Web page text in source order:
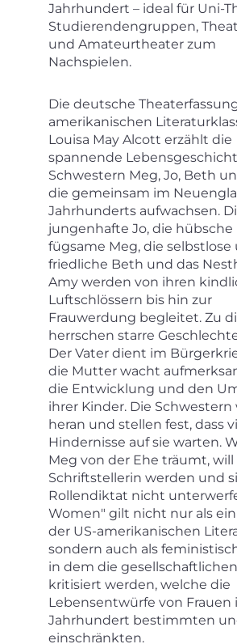
Jahrhundert – ideal für Uni-
Studierendengruppen,
und Amateurtheater zum
Nachspielen.
Die deutsche
amerikanischen
Louisa May Alcott erzählt die
spannende
Schwestern Meg, Jo, Beth
die gemeinsam im
Jahrhunderts aufwachsen.
jungenhafte Jo, die hübsche
fügsame Meg, die selbstlose
friedliche Beth und das
Amy werden von ihren
Luftschlössern bis hin zur
Frauwerdung begleitet. Zu
herrschen starre
Der Vater dient im
die Mutter wacht
die Entwicklung und den
ihrer Kinder. Die Schwestern
heran und stellen fest, dass
Hindernisse auf sie warten.
Meg von der Ehe träumt, will
Schriftstellerin werden und
Rollendiktat nicht
Women" gilt nicht nur als ein
der US-amerikanischen
sondern auch als
in dem die
kritisiert werden, welche die
Lebensentwürfe von Frauen
Jahrhundert bestimmten
einschränkten.